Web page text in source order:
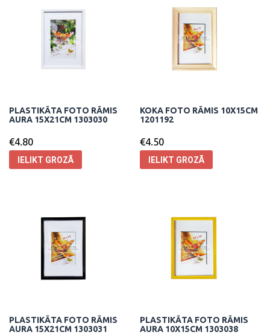
PLASTIKĀTA FOTO RĀMIS
AURA 15X21CM 1303030
€4.80
IELIKT GROZĀ
KOKA FOTO RĀMIS 10X15CM
1201192
€4.50
IELIKT GROZĀ
PLASTIKĀTA FOTO RĀMIS
AURA 15X21CM 1303031
PLASTIKĀTA FOTO RĀMIS
AURA 10X15CM 1303038